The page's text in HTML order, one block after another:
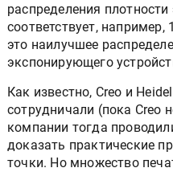
распределения
соответствует,
это наилучшее
экспонирующего
Как известно, Creo и
сотрудничали (пока Creo
компании тогда
доказать практические
точки. Но множество